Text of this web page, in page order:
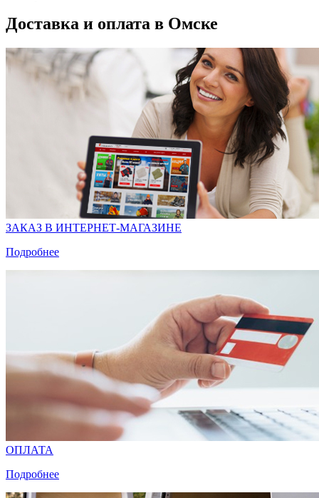
Доставка и оплата в Омске
ЗАКАЗ В ИНТЕРНЕТ-МАГАЗИНЕ
Подробнее
ОПЛАТА
Подробнее